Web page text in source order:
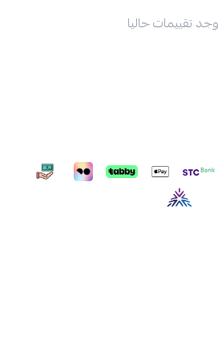
تقييمات حاليا